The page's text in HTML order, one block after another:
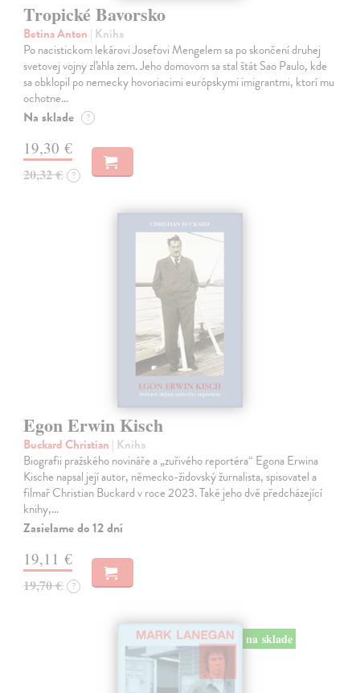
Tropické Bavorsko
Betina Anton | Kniha
Po nacistickom lekárovi Josefovi Mengelem sa po skončení druhej
svetovej vojny zľahla zem. Jeho domovom sa stal štát Sao Paulo, kde
sa obklopil po nemecky hovoriacimi európskymi imigrantmi, ktorí mu
ochotne…
Na sklade ?
19,30 €
20,32 € ?
Egon Erwin Kisch
Buckard Christian | Kniha
Biografii pražského novináře a „zuřivého reportéra“ Egona Erwina
Kische napsal její autor, německo-židovský žurnalista, spisovatel a
filmař Christian Buckard v roce 2023. Také jeho dvě předcházející
knihy,…
Zasielame do 12 dní
19,11 €
19,70 € ?
na sklade